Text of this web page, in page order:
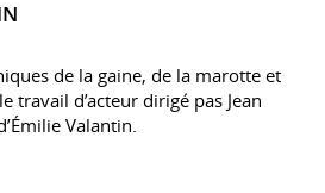
de la gaine, de la marotte et
travail d’acteur dirigé pas Jean
Valantin.